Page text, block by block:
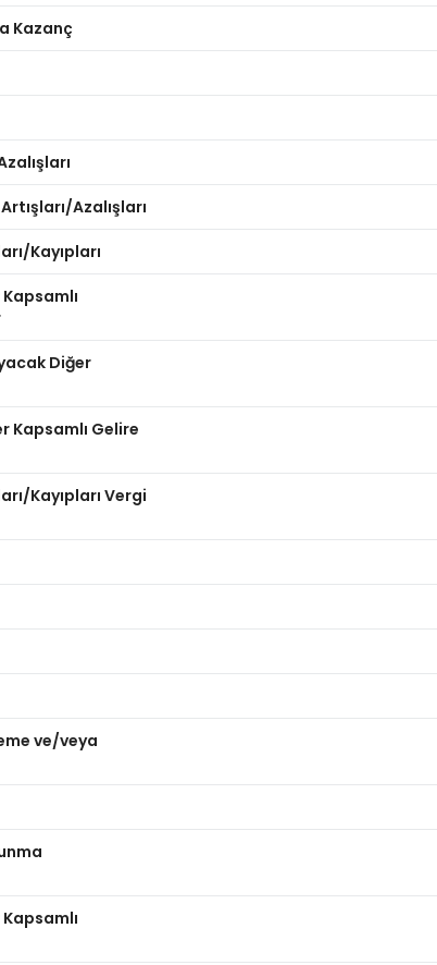
Kazanç
Azalışları
Kayıpları
Diğer
Kapsamlı Gelire
Kayıpları Vergi
ve/veya